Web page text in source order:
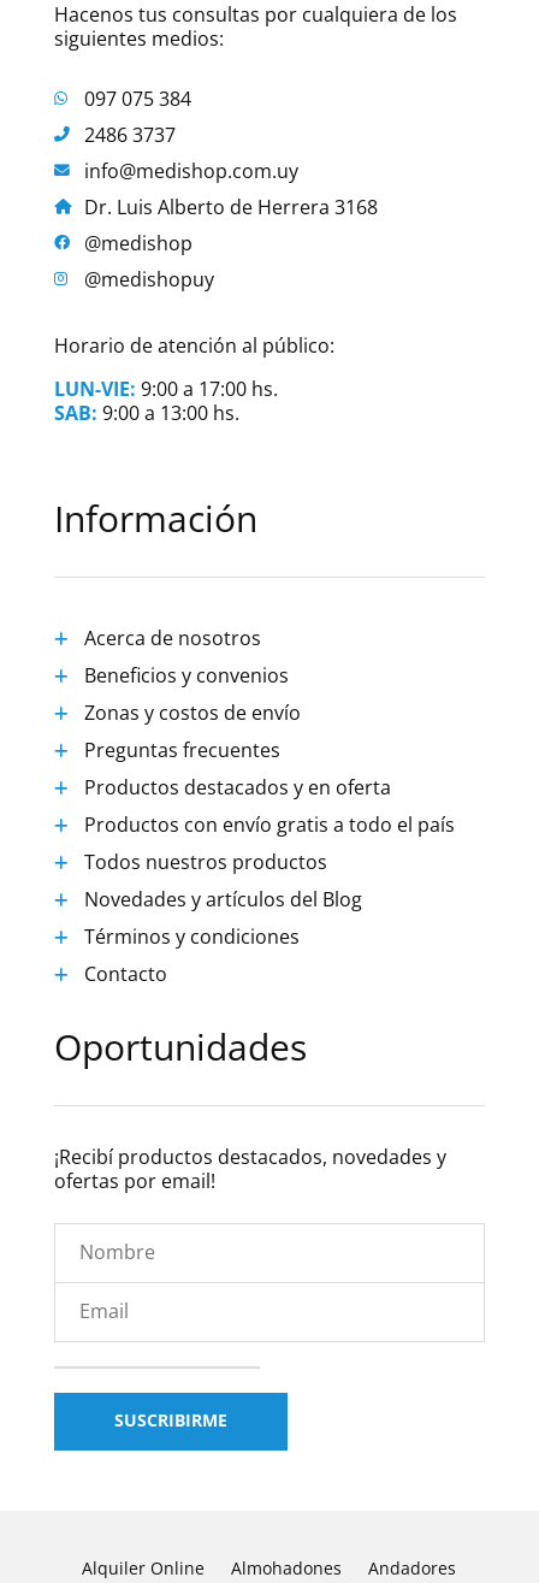
Hacenos tus consultas por cualquiera de los
siguientes medios:
097 075 384
2486 3737
info@medishop.com.uy
Dr. Luis Alberto de Herrera 3168
@medishop
@medishopuy
Horario de atención al público:
LUN-VIE: 9:00 a 17:00 hs.
SAB: 9:00 a 13:00 hs.
Información
Acerca de nosotros
Beneficios y convenios
Zonas y costos de envío
Preguntas frecuentes
Productos destacados y en oferta
Productos con envío gratis a todo el país
Todos nuestros productos
Novedades y artículos del Blog
Términos y condiciones
Contacto
Oportunidades
¡Recibí productos destacados, novedades y
ofertas por email!
Alquiler Online Almohadones
Andadores